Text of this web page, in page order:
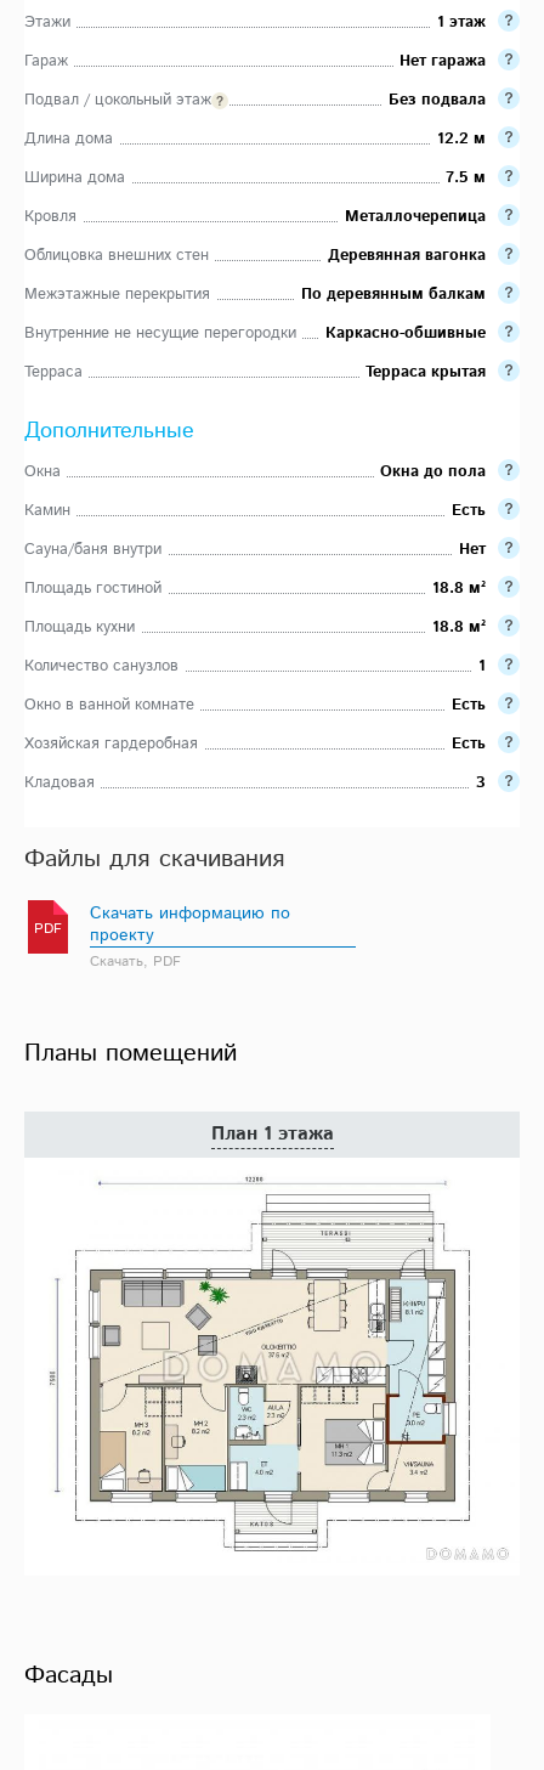
Этажи
1 этаж
Гараж
Нет гаража
Подвал / цокольный этаж
Без подвала
Длина дома
12.2 м
Ширина дома
7.5 м
Кровля
Металлочерепица
Облицовка внешних стен
Деревянная вагонка
Межэтажные перекрытия
По деревянным балкам
Внутренние не несущие перегородки
Каркасно-обшивные
Терраса
Терраса крытая
Дополнительные
Окна
Окна до пола
Камин
Есть
Сауна/баня внутри
Нет
Площадь гостиной
18.8 м²
Площадь кухни
18.8 м²
Количество санузлов
1
Окно в ванной комнате
Есть
Хозяйская гардеробная
Есть
Кладовая
3
Файлы для скачивания
PDF
Скачать информацию по
проекту
Скачать, PDF
Планы помещений
План 1 этажа
Фасады